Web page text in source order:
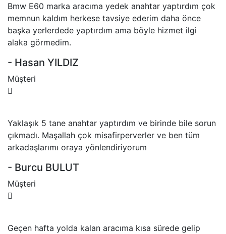
Bmw E60 marka aracıma yedek anahtar yaptırdım çok
memnun kaldım herkese tavsiye ederim daha önce
başka yerlerdede yaptırdım ama böyle hizmet ilgi
alaka görmedim.
- Hasan YILDIZ
Müşteri
Yaklaşık 5 tane anahtar yaptırdım ve birinde bile sorun
çıkmadı. Maşallah çok misafirperverler ve ben tüm
arkadaşlarımı oraya yönlendiriyorum
- Burcu BULUT
Müşteri
Geçen hafta yolda kalan aracıma kısa sürede gelip